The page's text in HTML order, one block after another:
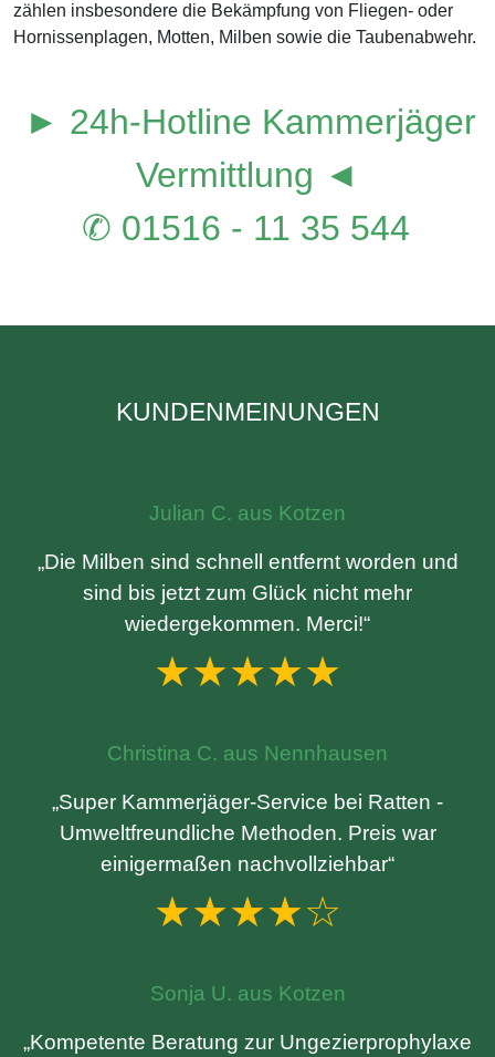
zählen insbesondere die Bekämpfung von Fliegen- oder
Hornissenplagen, Motten, Milben sowie die Taubenabwehr.
► 24h-Hotline Kammerjäger
Vermittlung ◄
✆ 01516 - 11 35 544
KUNDENMEINUNGEN
Julian C. aus Kotzen
„Die Milben sind schnell entfernt worden und
sind bis jetzt zum Glück nicht mehr
wiedergekommen. Merci!“
★★★★★
Christina C. aus Nennhausen
„Super Kammerjäger-Service bei Ratten -
Umweltfreundliche Methoden. Preis war
einigermaßen nachvollziehbar“
★★★★☆
Sonja U. aus Kotzen
„Kompetente Beratung zur Ungezierprophylaxe